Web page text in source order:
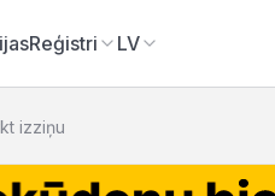
Reģistri LV
izziņu